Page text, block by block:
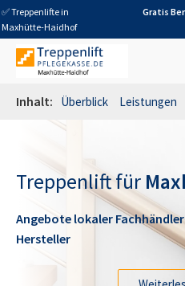
✅ Treppenlifte in
Maxhütte-Haidhof
Gratis
Inhalt: Überblick Leistungen
Treppenlift für
Angebote lokaler
Hersteller